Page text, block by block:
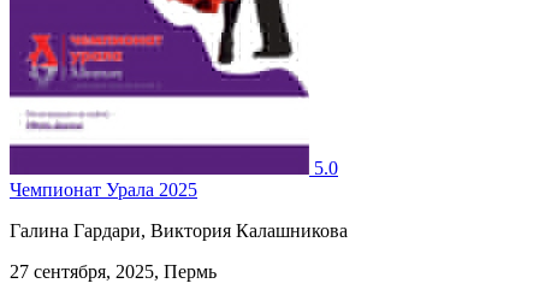
5.0
Чемпионат Урала 2025
Галина Гардари, Виктория Калашникова
27 сентября, 2025, Пермь